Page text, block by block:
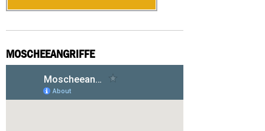
MOSCHEEANGRIFFE